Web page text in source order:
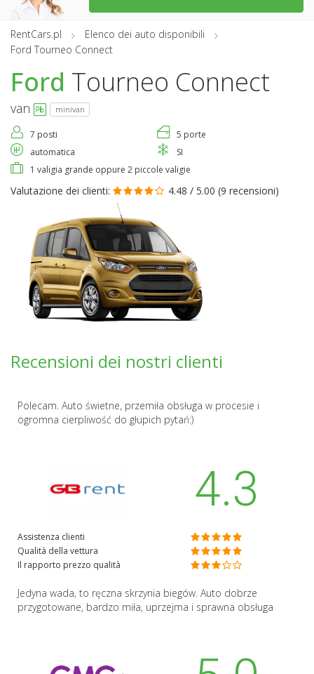
RentCars.pl
Elenco dei auto disponibili
Ford Tourneo Connect
Ford Tourneo Connect
van minivan
7 posti
5 porte
automatica
SI
1 valigia grande oppure 2 piccole valigie
Valutazione dei clienti: 4.48 / 5.00 (9 recensioni)
Recensioni dei nostri clienti
Polecam. Auto świetne, przemiła obsługa w procesie i
ogromna cierpliwość do głupich pytań:)
4.3
Assistenza clienti
Qualità della vettura
Il rapporto prezzo qualità
Jedyna wada, to ręczna skrzynia biegów. Auto dobrze
przygotowane, bardzo miła, uprzejma i sprawna obsługa